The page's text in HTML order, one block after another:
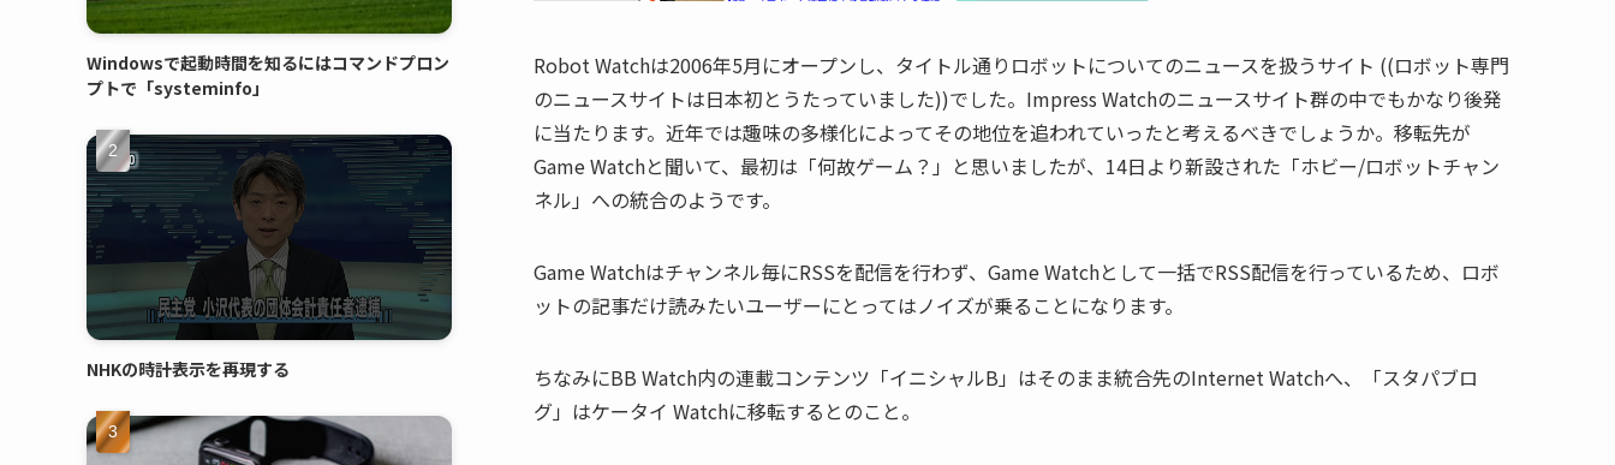
Robot Watchは2006年5月にオープンし、タイトル通りロボットについてのニュースを扱うサイト ((ロボット専門
のニュースサイトは日本初とうたっていました))でした。Impress Watchのニュースサイト群の中でもかなり後発
に当たります。近年では趣味の多様化によってその地位を追われていったと考えるべきでしょうか。移転先が
Game Watchと聞いて、最初は「何故ゲーム？」と思いましたが、14日より新設された「ホビー/ロボットチャン
ネル」への統合のようです。
Game Watchはチャンネル毎にRSSを配信を行わず、Game Watchとして一括でRSS配信を行っているため、ロボ
ットの記事だけ読みたいユーザーにとってはノイズが乗ることになります。
ちなみにBB Watch内の連載コンテンツ「イニシャルB」はそのまま統合先のInternet Watchへ、「スタパブロ
グ」はケータイ Watchに移転するとのこと。
Windowsで起動時間を知るにはコマンドプロン
プトで「systeminfo」
NHKの時計表示を再現する